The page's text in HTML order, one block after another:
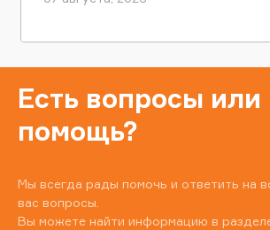
Есть вопросы
помощь?
Мы всегда рады помочь и ответить на
вас вопросы.
Вы можете найти информацию в